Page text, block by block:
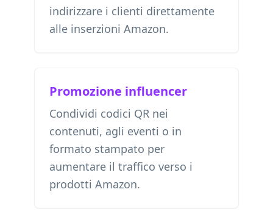
indirizzare i clienti direttamente
alle inserzioni Amazon.
Promozione influencer
Condividi codici QR nei
contenuti, agli eventi o in
formato stampato per
aumentare il traffico verso i
prodotti Amazon.